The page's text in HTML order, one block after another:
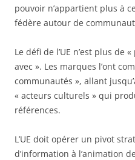
pouvoir n’appartient plus à
fédère autour de
Le défi de l’UE n’est plus de
avec ». Les marques l’ont
communautés », allant
« acteurs culturels » qui
références.
L’UE doit opérer un pivot
d’information à l’animation